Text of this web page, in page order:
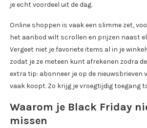
je echt voordeel uit de dag.
Online shoppen is vaak een slimme zet,
het aanbod wilt scrollen en prijzen naast
Vergeet niet je favoriete items al in je
zodat je ze meteen kunt afrekenen zodra
extra tip: abonneer je op de nieuwsbrieven
vaak koopt. Zo krijg je vroegtijdig toegang
Waarom je Black Friday
missen